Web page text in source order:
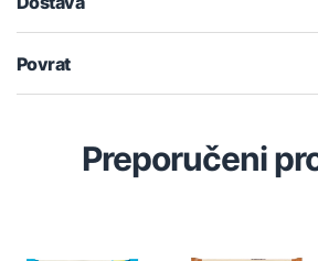
Povrat
Preporučeni